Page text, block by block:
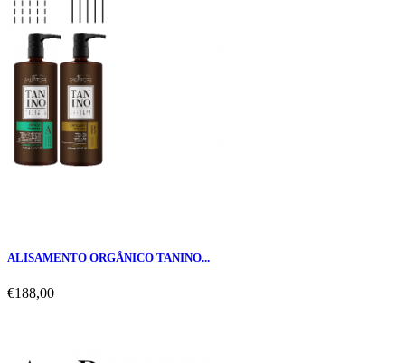
ALISAMENTO ORGÂNICO TANINO...
€188,00